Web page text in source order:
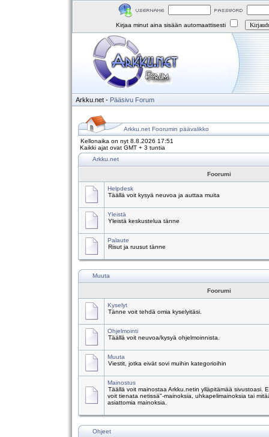
Kirjaa minut aina sisään automaattisesti
Arkku.net - Pääsivu Forum
Arkku.net Foorumin päävalikko
Kellonaika on nyt 8.8.2026 17:51
Kaikki ajat ovat GMT + 3 tuntia
Arkku.net
Foorumi
Helpdesk
Täällä voit kysyä neuvoa ja auttaa muita
Yleistä
Yleistä keskustelua tänne
Palaute
Risut ja ruusut tänne
Muuta
Foorumi
Kyselyt
Tänne voit tehdä omia kyselyitäsi.
Ohjelmointi
Täällä voit neuvoa/kysyä ohjelmoinnista.
Muuta
Viestit, jotka eivät sovi muihin kategorioihin
Mainostus
Täällä voit mainostaa Arkku.netin ylläpitämää sivustoasi.
voit tienata netissä"-mainoksia, uhkapelimainoksia tai
asiattomia mainoksia.
Ohjeet